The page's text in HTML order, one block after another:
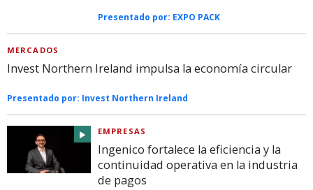
Presentado por: EXPO PACK
MERCADOS
Invest Northern Ireland impulsa la economía circular
Presentado por: Invest Northern Ireland
EMPRESAS
Ingenico fortalece la eficiencia y la
continuidad operativa en la industria
de pagos